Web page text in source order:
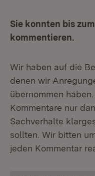
Sie konnten bis
kommentieren.
Wir haben auf die
denen wir
übernommen
Kommentare nur
Sachverhalte
sollten. Wir bitten
jeden Kommentar